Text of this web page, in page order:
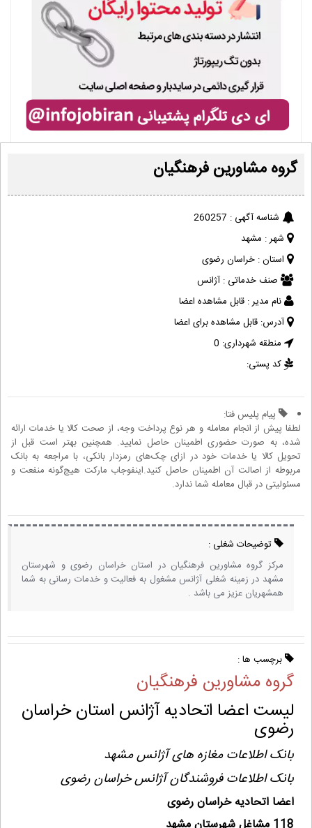
گروه مشاورین فرهنگیان
شناسه آگهی : 260257
شهر : مشهد
استان : خراسان رضوی
صنف خدماتی : آژانس
نام مدیر : قابل مشاهده اعضا
آدرس: قابل مشاهده برای اعضا
منطقه شهرداری: 0
کد پستی:
پیام پلیس فتا:
لطفا پیش از انجام معامله و هر نوع پرداخت وجه، از صحت کالا یا خدمات ارائه
شده، به صورت حضوری اطمینان حاصل نمایید. همچنین بهتر است قبل از
تحویل کالا یا خدمات خود در ازای چک‌های رمزدار بانکی، با مراجعه به بانک
مربوطه از اصالت آن اطمینان حاصل کنید.اینفوجاب مارکت هیچ‌گونه منفعت و
مسئولیتی در قبال معامله شما ندارد.
توضیحات شغلی :
مرکز گروه مشاورین فرهنگیان در استان خراسان رضوی و شهرستان
مشهد در زمینه شغلی آژانس مشغول به فعالیت و خدمات رسانی به شما
همشهریان عزیز می باشد .
برچسب ها :
گروه مشاورین فرهنگیان
لیست اعضا اتحادیه آژانس استان خراسان
رضوی
بانک اطلاعات مغازه های آژانس مشهد
بانک اطلاعات فروشندگان آژانس خراسان رضوی
اعضا اتحادیه خراسان رضوی